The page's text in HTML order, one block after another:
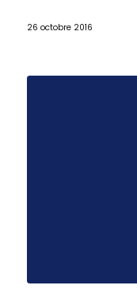
26 octobre 2016